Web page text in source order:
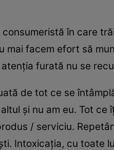
în care
mai facem efort să
furată nu se
de tot ce se
şi nu am eu. Tot
/ serviciu.
Intoxicaţia, cu toate